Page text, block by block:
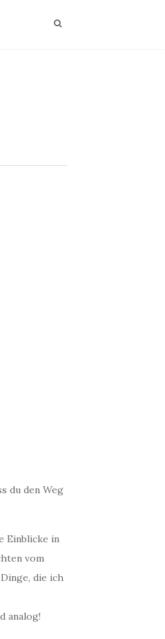
du den Weg
Einblicke in
vom
die ich
analog!